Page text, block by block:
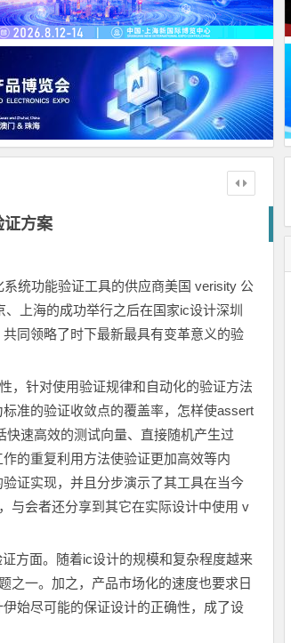
方案
统功能验证工具的供应商美国 verisity 公
上海的成功举行之后在国家ic设计深圳
同领略了时下最新最具有变革意义的验
针对使用验证规律和自动化的验证方法
准的验证收敛点的覆盖率，怎样使assert
速高效的测试向量、直接随机产生过
的重复利用方法使验证更加高效等内
证实现，并且分步演示了其工具在当今
与会者还分享到其它在实际设计中使用 v
方面。随着ic设计的规模和复杂程度越来
之一。加之，产品市场化的速度也要求日
始尽可能的保证设计的正确性，成了设